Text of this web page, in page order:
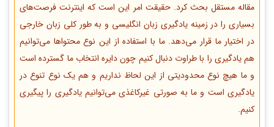
مقاله مستقل بحث کرد. حقیقت امر این است که اینترنت فرصت‌های
بسیاری را در زمینه یادگیری زبان انگلیسی و به طور کلی زبان خارجی
در اختیار ما قرار می‌دهد. ما با استفاده از این نوع محتواها می‌توانیم
هم یادگیری را با طراوت دنبال کنیم چون دایره انتخاب ما گسترده است
و ما هیچ نوع محدودیتی از این لحاظ نداریم و هم یک نوع تنوع در
یادگیری است و ما به صورتی غیرکاغذی می‌توانیم یادگیری را پیگیری
کنیم.